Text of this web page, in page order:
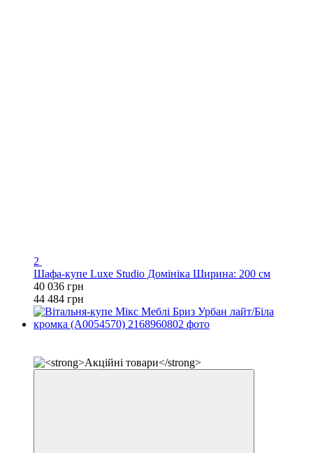
2
Шафа-купе Luxe Studio Домініка Ширина: 200 см
40 036 грн
44 484 грн